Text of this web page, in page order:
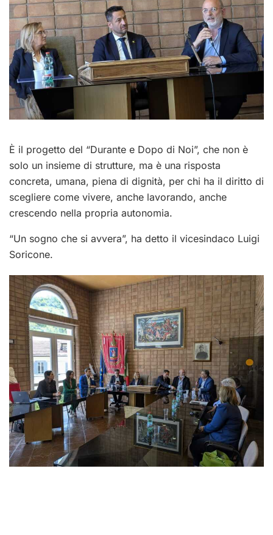
È il progetto del “Durante e Dopo di Noi”, che non è
solo un insieme di strutture, ma è una risposta
concreta, umana, piena di dignità, per chi ha il diritto di
scegliere come vivere, anche lavorando, anche
crescendo nella propria autonomia.
“Un sogno che si avvera”, ha detto il vicesindaco Luigi
Soricone.